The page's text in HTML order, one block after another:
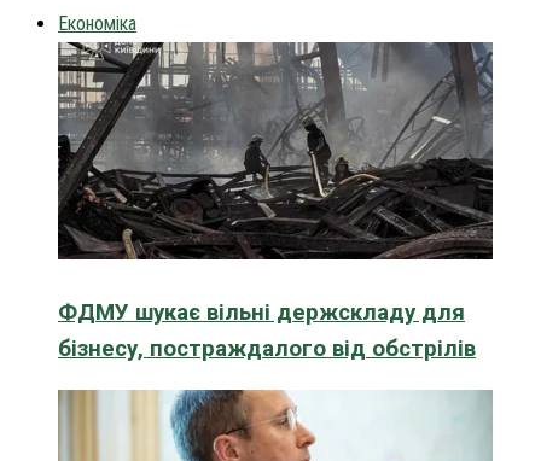
Економіка
ФДМУ шукає вільні держскладу для
бізнесу, постраждалого від обстрілів